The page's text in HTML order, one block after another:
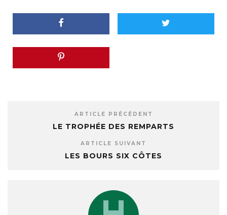
ARTICLE PRÉCÉDENT
LE TROPHÉE DES REMPARTS
ARTICLE SUIVANT
LES BOURS SIX CÔTES